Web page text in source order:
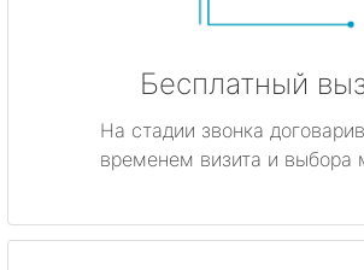
Бесплатный
На стадии звонка
временем визита и выбора